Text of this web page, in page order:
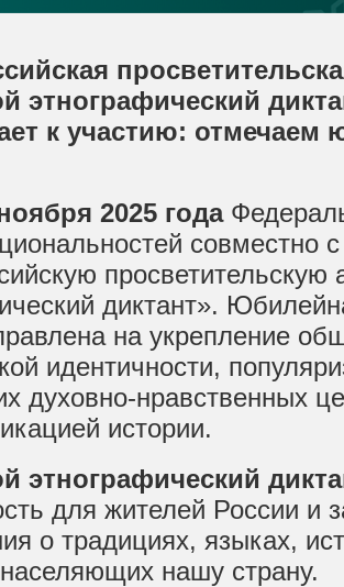
этнографический
к участию: отмечаем
2025 года
совместно
диктант».
на укрепление
идентичности,
духовно-нравственных
истории.
этнографический
для жителей России и
о традициях, языках,
нашу страну.